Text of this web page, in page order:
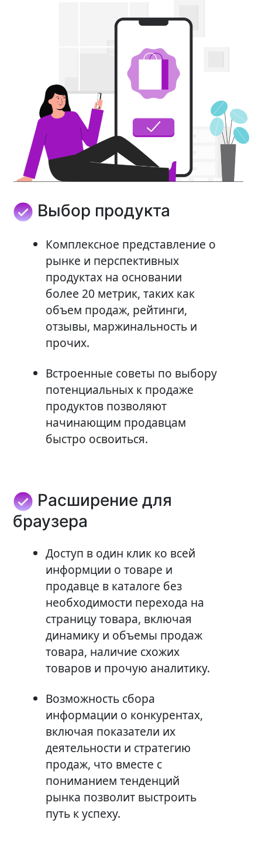
Выбор продукта
Комплексное представление о
рынке и перспективных
продуктах на основании
более 20 метрик, таких как
объем продаж, рейтинги,
отзывы, маржинальность и
прочих.
Встроенные советы по выбору
потенциальных к продаже
продуктов позволяют
начинающим продавцам
быстро освоиться.
Расширение для
браузера
Доступ в один клик ко всей
информции о товаре и
продавце в каталоге без
необходимости перехода на
страницу товара, включая
динамику и объемы продаж
товара, наличие схожих
товаров и прочую аналитику.
Возможность сбора
информации о конкурентах,
включая показатели их
деятельности и стратегию
продаж, что вместе с
пониманием тенденций
рынка позволит выстроить
путь к успеху.